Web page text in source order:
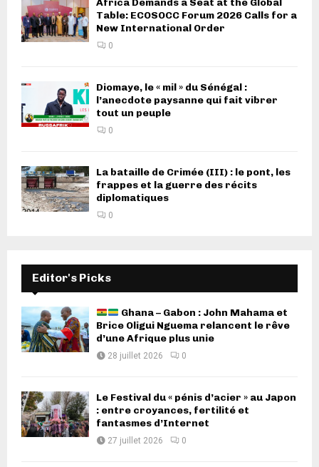
Africa Demands a Seat at the Global
Table: ECOSOCC Forum 2026 Calls for a
New International Order
0
Diomaye, le « mil » du Sénégal :
l’anecdote paysanne qui fait vibrer
tout un peuple
0
La bataille de Crimée (III) : le pont, les
frappes et la guerre des récits
diplomatiques
0
Editor's Picks
Ghana – Gabon : John Mahama et
Brice Oligui Nguema relancent le rêve
d’une Afrique plus unie
28 juillet 2026 0
Le Festival du « pénis d’acier » au Japon
: entre croyances, fertilité et
fantasmes d’Internet
27 juillet 2026 0